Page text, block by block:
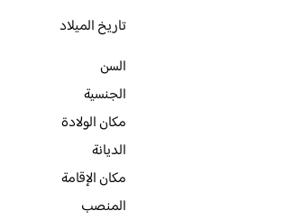
تاريخ الميلاد
السن
الجنسية
مكان الولادة
الديانة
مكان الإقامة
المنصب